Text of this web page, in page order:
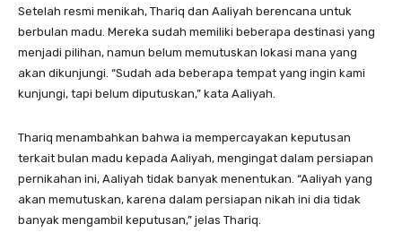
Setelah resmi menikah, Thariq dan Aaliyah berencana untuk
berbulan madu. Mereka sudah memiliki beberapa destinasi yang
menjadi pilihan, namun belum memutuskan lokasi mana yang
akan dikunjungi. “Sudah ada beberapa tempat yang ingin kami
kunjungi, tapi belum diputuskan,” kata Aaliyah.
Thariq menambahkan bahwa ia mempercayakan keputusan
terkait bulan madu kepada Aaliyah, mengingat dalam persiapan
pernikahan ini, Aaliyah tidak banyak menentukan. “Aaliyah yang
akan memutuskan, karena dalam persiapan nikah ini dia tidak
banyak mengambil keputusan,” jelas Thariq.